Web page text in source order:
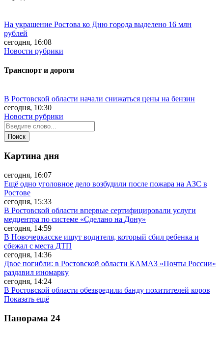
На украшение Ростова ко Дню города выделено 16 млн
рублей
сегодня, 16:08
Новости рубрики
Транспорт и дороги
В Ростовской области начали снижаться цены на бензин
сегодня, 10:30
Новости рубрики
Картина дня
сегодня, 16:07
Ещё одно уголовное дело возбудили после пожара на АЗС в
Ростове
сегодня, 15:33
В Ростовской области впервые сертифицировали услуги
медцентра по системе «Сделано на Дону»
сегодня, 14:59
В Новочеркасске ищут водителя, который сбил ребенка и
сбежал с места ДТП
сегодня, 14:36
Двое погибли: в Ростовской области КАМАЗ «Почты России»
раздавил иномарку
сегодня, 14:24
В Ростовской области обезвредили банду похитителей коров
Показать ещё
Панорама 24